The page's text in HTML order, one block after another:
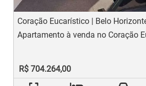
Coração Eucarístico | Belo
Apartamento à venda no Coração
R$ 704.264,00